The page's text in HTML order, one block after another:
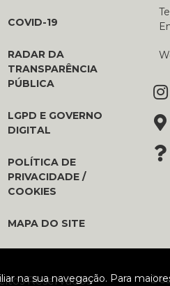
na sua navegação. Para
COVID-19
RADAR DA
TRANSPARÊNCIA
PÚBLICA
LGPD E GOVERNO
DIGITAL
POLÍTICA DE
PRIVACIDADE /
COOKIES
MAPA DO SITE
Reservados